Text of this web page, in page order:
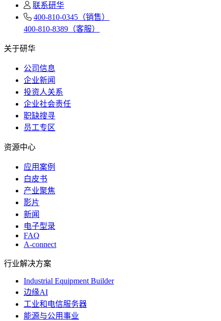
联系研华
400-810-0345（销售）
400-810-8389（客服）
关于研华
公司信息
企业新闻
投资人关系
企业社会责任
职缺搜寻
员工专区
资源中心
应用案例
白皮书
产业聚焦
影片
新闻
电子型录
FAQ
A-connect
行业解决方案
Industrial Equipment Builder
边缘AI
工业和电信服务器
能源与公用事业